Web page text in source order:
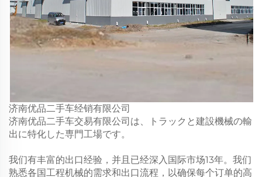
济南优品二手车经销有限公司
济南优品二手车交易有限公司は、トラックと建設機械の輸
出に特化した専門工場です。
我们有丰富的出口经验，并且已经深入国际市场13年。我们
熟悉各国工程机械的需求和出口流程，以确保每个订单的高